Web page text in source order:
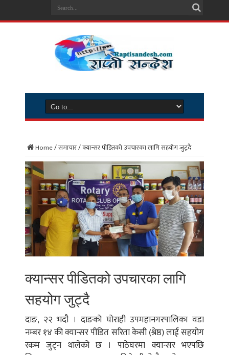
Home/समाचार/क्यान्सर पीडितको उपचारका लागि सहयोग जुट्दै
क्यान्सर पीडितको उपचारका लागि
सहयोग जुट्दै
दाङ, २२ भदौ । दाङको घोराही उपमहानगरपालिका वडा
नम्बर १४ की क्यान्सर पीडित सरिता केसी (श्रेष्ठ) लाई सहयोग
रकम जुट्न थालेको छ । पाठेघरमा क्यान्सर भएपछि